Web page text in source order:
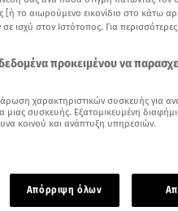
αποτελέσματα αναζήτησης
[ή το αιωρούμενο εικονίδιο στο κάτω
ισχύ στον Ιστότοπος. Για
προκειμένου να
χαρακτηριστικών συσκευής για
συσκευής. Εξατομικευμένη
κοινού και ανάπτυξη υπηρεσιών.
Απόρριψη όλων